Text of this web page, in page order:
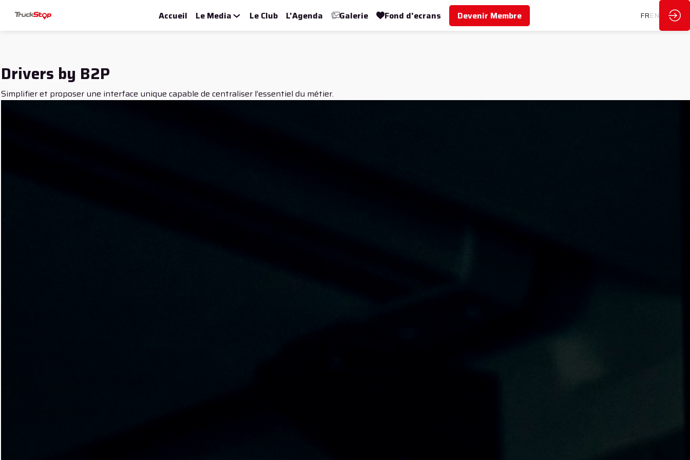
Accueil Le Media Le Club L'Agenda Galerie Fond d'ecrans Devenir Membre FREN
Drivers by B2P
Simplifier et proposer une interface unique capable de centraliser l’essentiel du métier.